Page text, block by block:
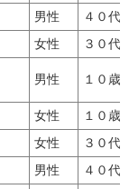
男性
４０代
女性
３０代
男性 １０歳
女性
１０歳
女性
３０代
男性
４０代